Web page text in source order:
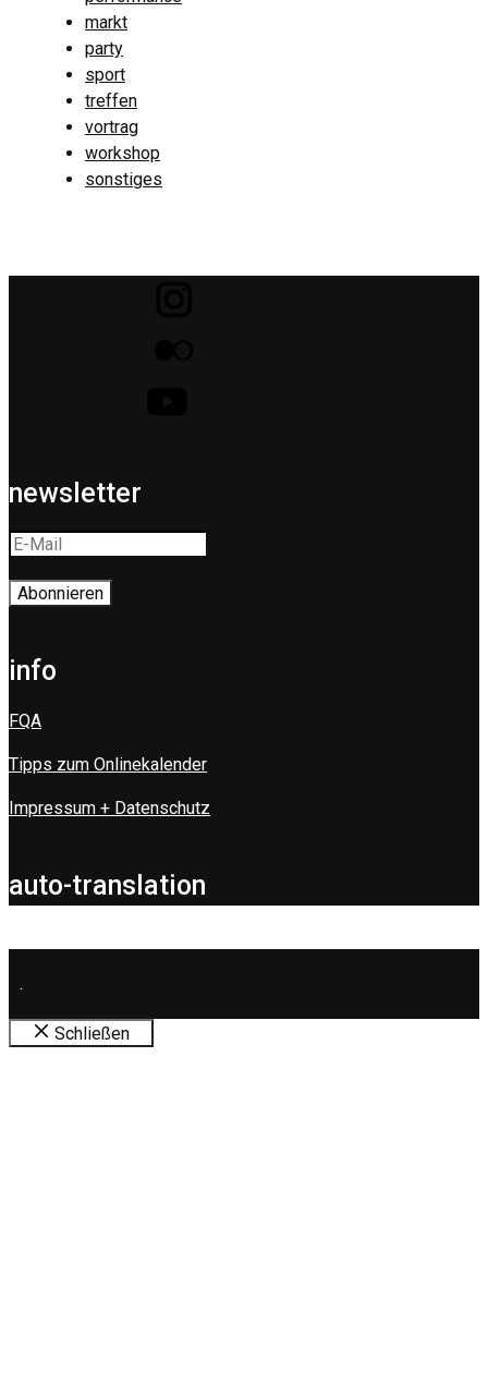
markt
party
sport
treffen
vortrag
workshop
sonstiges
newsletter
info
FQA
Tipps zum Onlinekalender
Impressum + Datenschutz
auto-translation
.
Schließen